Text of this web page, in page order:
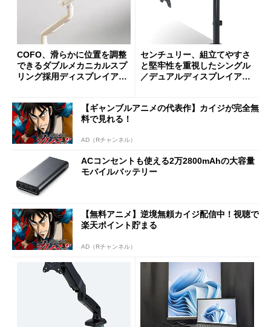
COFO、滑らかに位置を調整
できるダブルメカニカルスプ
リング採用ディスプレイアー
センチュリー、組立てやすさ
と堅牢性を重視したシングル
／デュアルディスプレイアー
【ギャンブルアニメの代表作】カイジが完全無
料で見れる！
AD（Rチャンネル）
ACコンセントも使える2万2800mAhの大容量
モバイルバッテリー
【無料アニメ】逆境無頼カイジ配信中！視聴で
楽天ポイント貯まる
AD（Rチャンネル）